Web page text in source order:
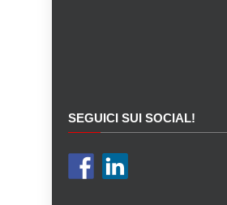
SEGUICI SUI SOCIAL!